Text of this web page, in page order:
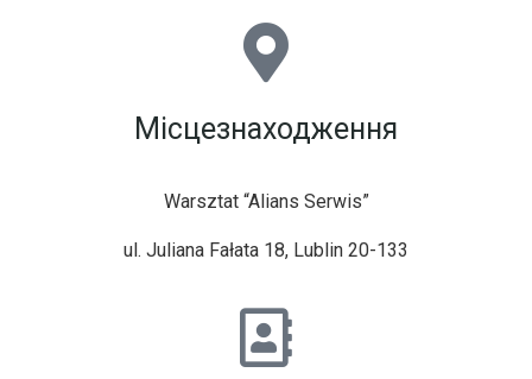
Місцезнаходження
Warsztat “Alians Serwis”
ul. Juliana Fałata 18, Lublin 20-133